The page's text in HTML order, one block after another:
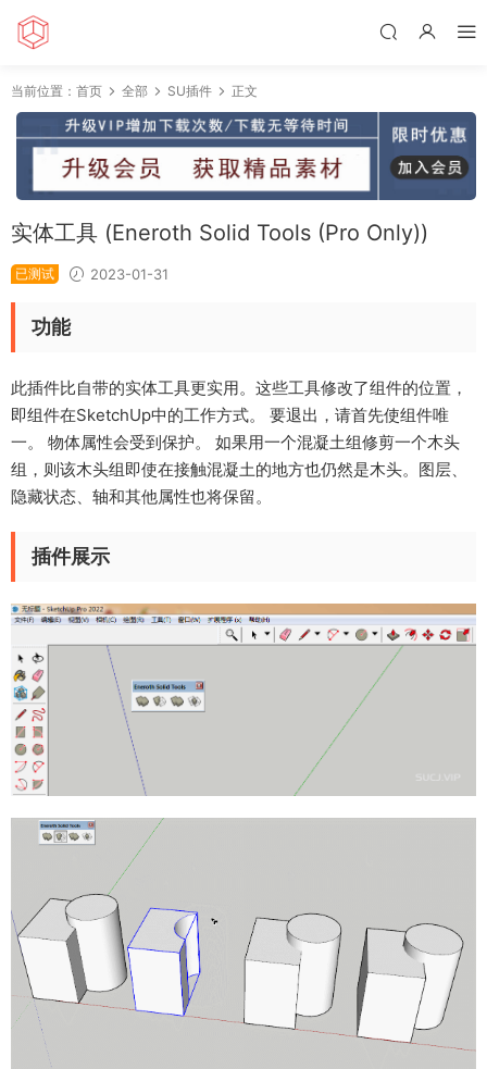
当前位置： 首页 全部 SU插件 正文
实体工具 (Eneroth Solid Tools (Pro Only))
已测试 2023-01-31
功能
此插件比自带的实体工具更实用。这些工具修改了组件的位置，
即组件在SketchUp中的工作方式。 要退出，请首先使组件唯
一。 物体属性会受到保护。 如果用一个混凝土组修剪一个木头
组，则该木头组即使在接触混凝土的地方也仍然是木头。图层、
隐藏状态、轴和其他属性也将保留。
插件展示